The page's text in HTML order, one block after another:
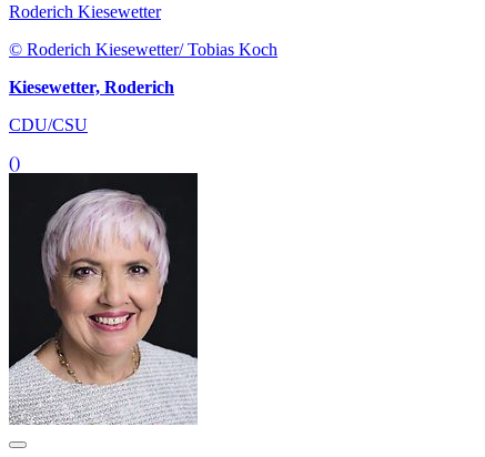
Roderich Kiesewetter
© Roderich Kiesewetter/ Tobias Koch
Kiesewetter, Roderich
CDU/CSU
()